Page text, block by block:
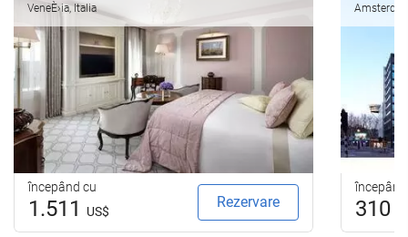
VeneÈ›ia, Italia
începând cu
1.511 US$
Rezervare 310